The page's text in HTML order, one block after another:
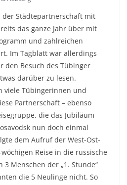
der Städtepartnerschaft mit
das ganze Jahr über mit
und zahlreichen
Im Tagblatt war allerdings
den Besuch des Tübinger
darüber zu lesen.
viele Tübingerinnen und
Partnerschaft – ebenso
die das Jubiläum
nun doch einmal
dem Aufruf der West-Ost-
Reise in die russische
3 Menschen der „1. Stunde“
die 5 Neulinge nicht. So